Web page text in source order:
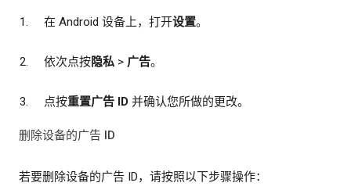
在 Android 设备上，打开设置。
依次点按隐私 > 广告。
点按重置广告 ID 并确认您所做的更改。
删除设备的广告 ID
若要删除设备的广告 ID，请按照以下步骤操作：